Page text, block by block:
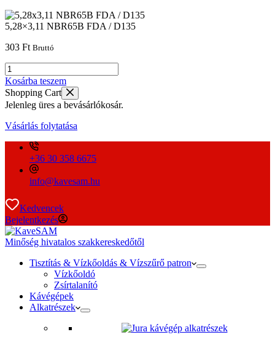
5,28×3,11 NBR65B FDA / D135
303 Ft Bruttó
5,28x3,11
NBR65B
FDA
/
D135
mennyiség
Kosárba teszem
Shopping Cart
Jelenleg üres a bevásárlókosár.
Vásárlás folytatása
+36 30 358 6675
info@kavesam.hu
Kedvencek
Bejelentkezés
Minőség hivatalos szakkereskedőtől
Tisztítás & Vízkőoldás & Vízszűrő patron
Vízkőoldó
Zsírtalanító
Kávégépek
Alkatrészek